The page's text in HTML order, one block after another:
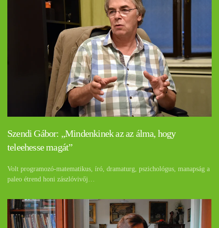
Szendi Gábor: „Mindenkinek az az álma, hogy
teleehesse magát”
Volt programozó-matematikus, író, dramaturg, pszichológus, manapság a
paleo étrend honi zászlóvivőj…